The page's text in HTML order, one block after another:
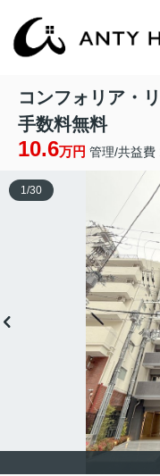
コンフォリア・
手数料無料
10.6万円 管理/共益費
1 /30